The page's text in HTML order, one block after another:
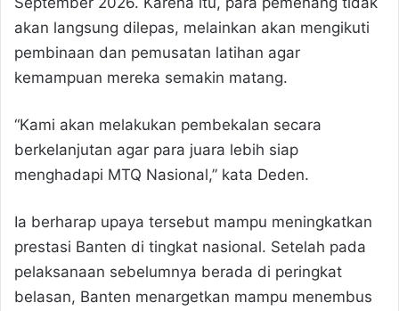
akan langsung dilepas, melainkan akan mengikuti
pembinaan dan pemusatan latihan agar
kemampuan mereka semakin matang.
“Kami akan melakukan pembekalan secara
berkelanjutan agar para juara lebih siap
menghadapi MTQ Nasional,” kata Deden.
Ia berharap upaya tersebut mampu meningkatkan
prestasi Banten di tingkat nasional. Setelah pada
pelaksanaan sebelumnya berada di peringkat
belasan, Banten menargetkan mampu menembus